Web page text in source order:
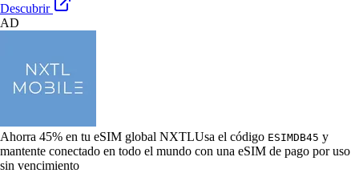
Descubrir
AD
Ahorra 45% en tu eSIM global NXTLUsa el código ESIMDB45 y
mantente conectado en todo el mundo con una eSIM de pago por uso
sin vencimiento